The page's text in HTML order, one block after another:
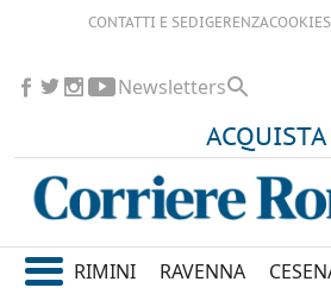
CONTATTI E SEDIGERENZA
ACQUISTA
Newsletters
RIMINI RAVENNA